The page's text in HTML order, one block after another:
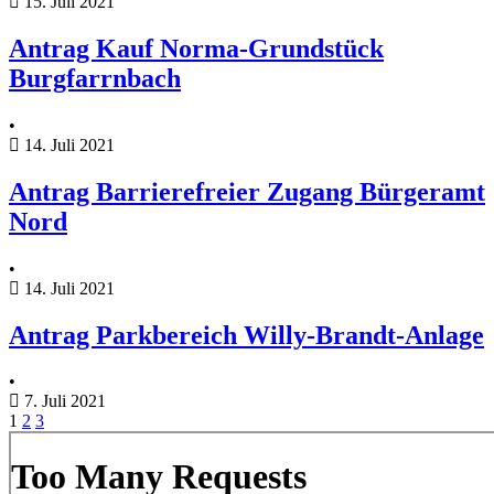
Antrag Kauf Norma-Grundstück
Burgfarrnbach
•
14. Juli 2021
Antrag Barrierefreier Zugang Bürgeramt
Nord
•
14. Juli 2021
Antrag Parkbereich Willy-Brandt-Anlage
•
7. Juli 2021
1 2 3